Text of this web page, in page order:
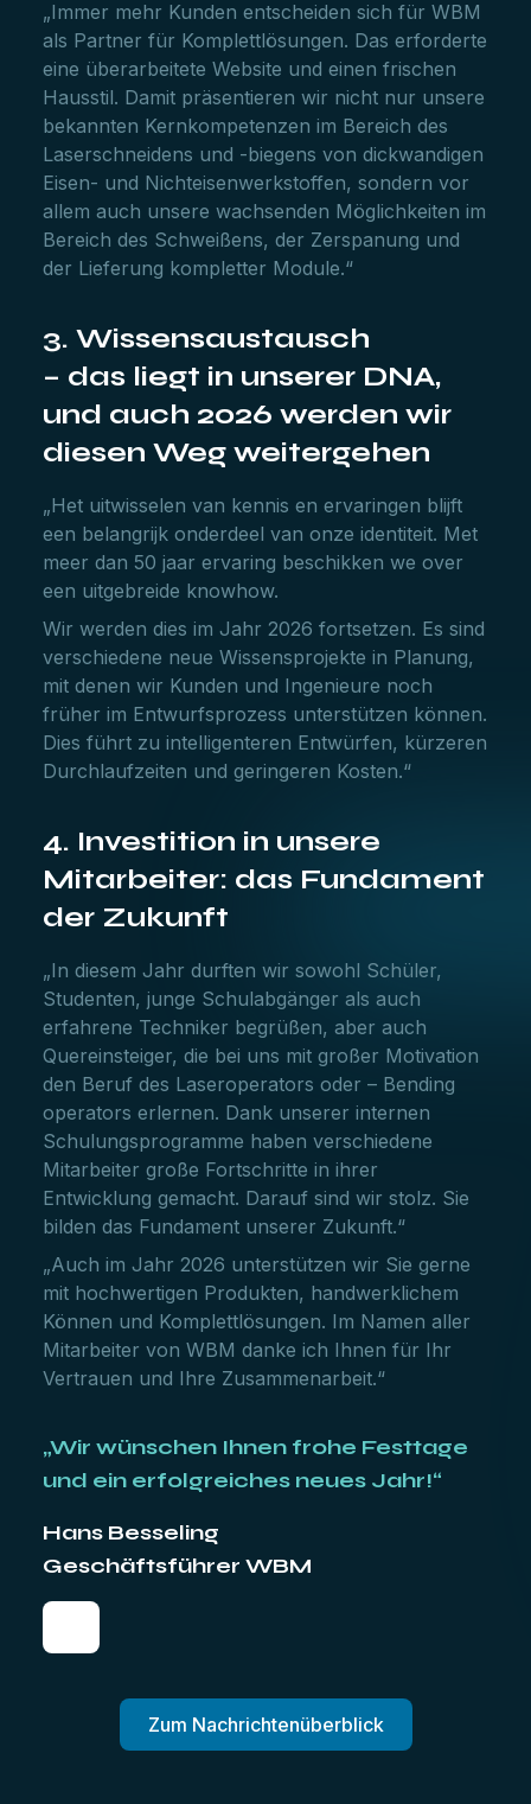
„Immer mehr Kunden entscheiden sich für WBM
als Partner für Komplettlösungen. Das erforderte
eine überarbeitete Website und einen frischen
Hausstil. Damit präsentieren wir nicht nur unsere
bekannten Kernkompetenzen im Bereich des
Laserschneidens und -biegens von dickwandigen
Eisen- und Nichteisenwerkstoffen, sondern vor
allem auch unsere wachsenden Möglichkeiten im
Bereich des Schweißens, der Zerspanung und
der Lieferung kompletter Module.“
3. Wissensaustausch
– das liegt in unserer DNA,
und auch 2026 werden wir
diesen Weg weitergehen
„Het uitwisselen van kennis en ervaringen blijft
een belangrijk onderdeel van onze identiteit. Met
meer dan 50 jaar ervaring beschikken we over
een uitgebreide knowhow.
Wir werden dies im Jahr 2026 fortsetzen. Es sind
verschiedene neue Wissensprojekte in Planung,
mit denen wir Kunden und Ingenieure noch
früher im Entwurfsprozess unterstützen können.
Dies führt zu intelligenteren Entwürfen, kürzeren
Durchlaufzeiten und geringeren Kosten.“
4. Investition in unsere
Mitarbeiter: das Fundament
der Zukunft
„In diesem Jahr durften wir sowohl Schüler,
Studenten, junge Schulabgänger als auch
erfahrene Techniker begrüßen, aber auch
Quereinsteiger, die bei uns mit großer Motivation
den Beruf des Laseroperators oder – Bending
operators erlernen. Dank unserer internen
Schulungsprogramme haben verschiedene
Mitarbeiter große Fortschritte in ihrer
Entwicklung gemacht. Darauf sind wir stolz. Sie
bilden das Fundament unserer Zukunft.“
„Auch im Jahr 2026 unterstützen wir Sie gerne
mit hochwertigen Produkten, handwerklichem
Können und Komplettlösungen. Im Namen aller
Mitarbeiter von WBM danke ich Ihnen für Ihr
Vertrauen und Ihre Zusammenarbeit.“
„Wir wünschen Ihnen frohe Festtage
und ein erfolgreiches neues Jahr!“
Hans Besseling
Geschäftsführer WBM
Zum Nachrichtenüberblick